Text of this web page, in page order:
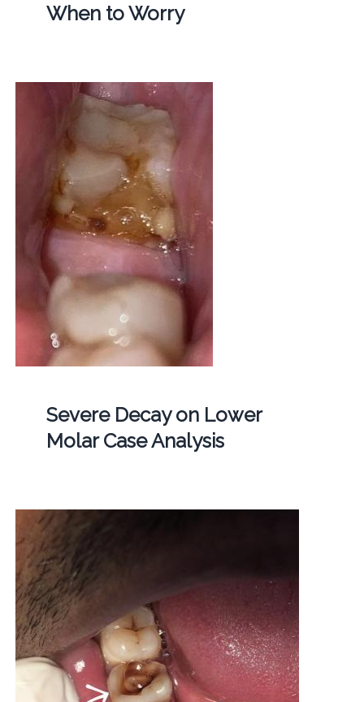
When to Worry
Severe Decay on Lower
Molar Case Analysis